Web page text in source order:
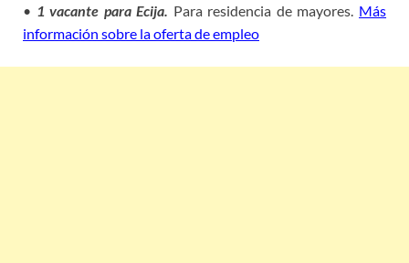
• 1 vacante para Ecija. Para residencia de mayores. Más
información sobre la oferta de empleo